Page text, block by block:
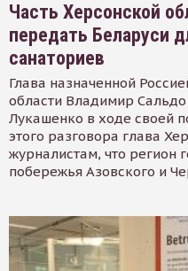
Часть Херсонской
передать Беларуси
санаториев
Глава назначенной
области Владимир
Лукашенко в ходе своей
этого разговора глава
журналистам, что регион
побережья Азовского и